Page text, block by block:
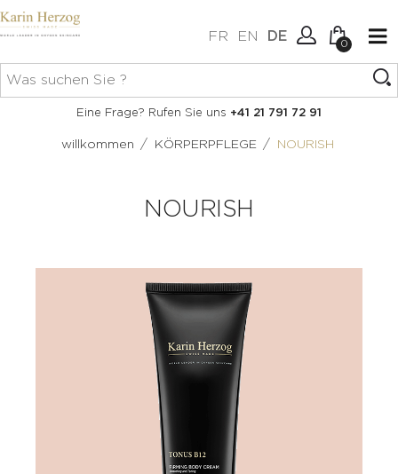
FR EN DE
Verbindung
0
Keine Artikel im Warenkorb.
Eine Frage? Rufen Sie uns +41 21 791 72 91
willkommen / KÖRPERPFLEGE / NOURISH
NOURISH